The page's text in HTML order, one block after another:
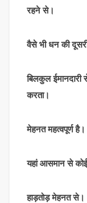
रहने से।
वैसे भी धन की
बिलकुल ईमानदारी
करता।
मेहनत महत्वपूर्ण है।
यहां आसमान से कोई
हाड़तोड़ मेहनत से।